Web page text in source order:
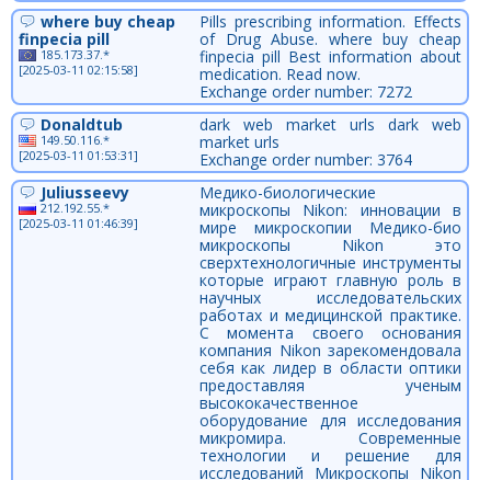
where buy cheap
finpecia pill
185.173.37.*
[2025-03-11 02:15:58]
Pills prescribing information. Effects
of Drug Abuse. where buy cheap
finpecia pill Best information about
medication. Read now.
Exchange order number: 7272
Donaldtub
149.50.116.*
[2025-03-11 01:53:31]
dark web market urls dark web
market urls
Exchange order number: 3764
Juliusseevy
212.192.55.*
[2025-03-11 01:46:39]
Медико-биологические
микроскопы Nikon: инновации в
мире микроскопии Медико-био
микроскопы Nikon это
сверхтехнологичные инструменты
которые играют главную роль в
научных исследовательских
работах и медицинской практике.
С момента своего основания
компания Nikon зарекомендовала
себя как лидер в области оптики
предоставляя ученым
высококачественное
оборудование для исследования
микромира. Современные
технологии и решение для
исследований Микроскопы Nikon